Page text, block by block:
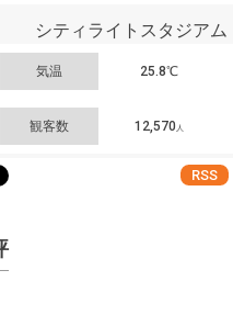
シティライトスタジアム
気温 25.8℃
観客数 12,570 人
RSS